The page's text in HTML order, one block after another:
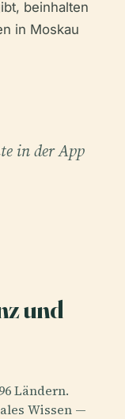
beinhalten
in Moskau
in der App
und
Ländern.
Wissen —